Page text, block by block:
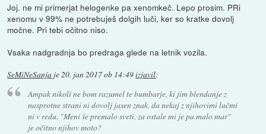
Joj. ne mi primerjat helogenke pa xenomkeč. Lepo prosim. PRi
xenomu v 99% ne potrebuješ dolgih luči, ker so kratke dovolj
močne. Pri tebi očitno niso.
Vsaka nadgradnja bo predraga glede na letnik vozila.
SeMiNeSanja je20. jan 2017 ob 14:49izjavil:
Ampak nikoli ne bom razumel te bumbarje, ki jim blendanje z
nasprotne strani ni dovolj jasen znak, da nekaj z njihovimi lučmi
ni v redu. "Meni še premalo sveti, za ostale mi je pa malo mar"
je očitno njihov moto?